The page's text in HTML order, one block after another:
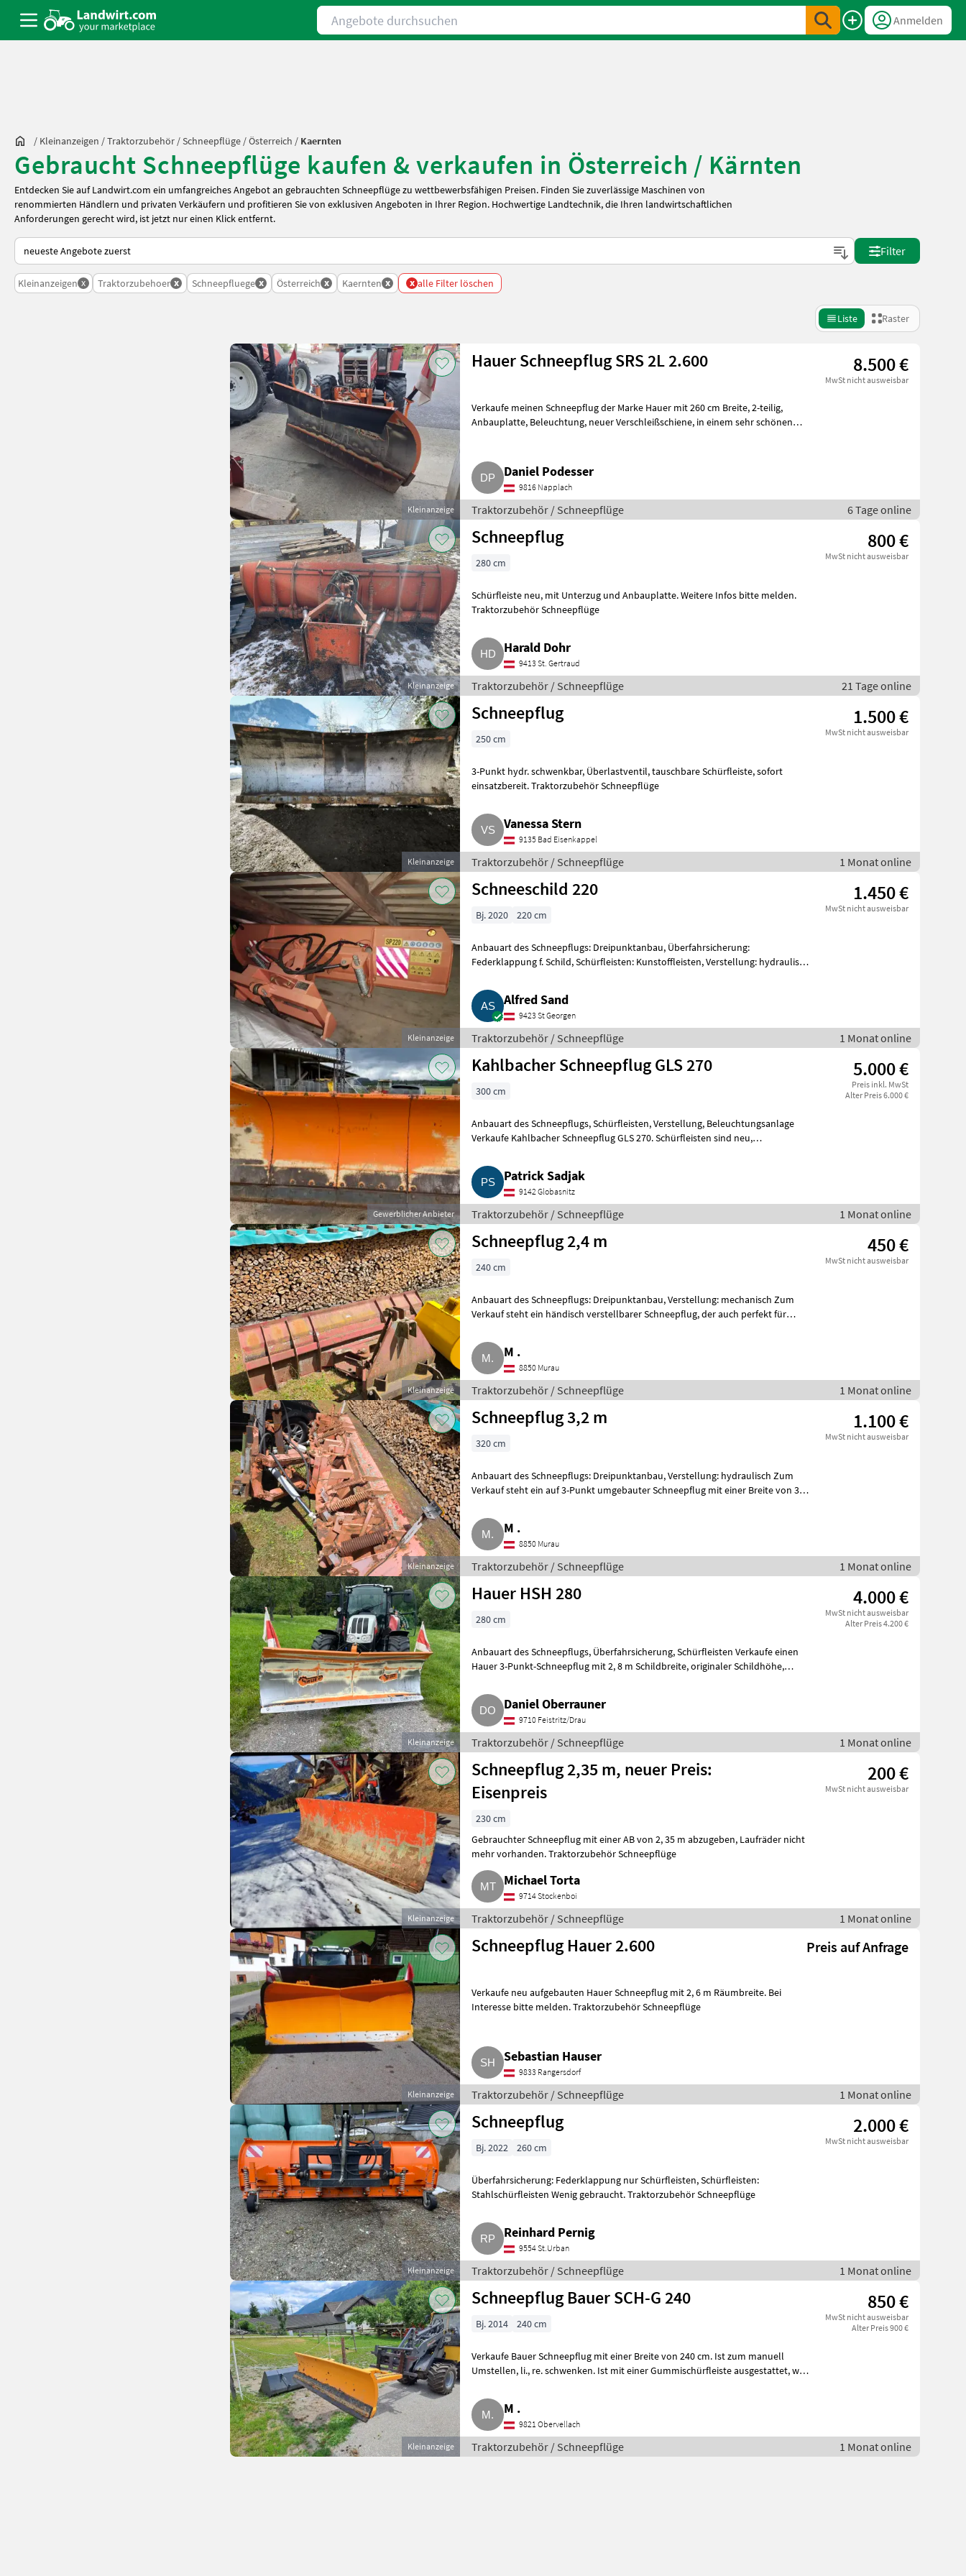
Angebote durchsuchen
Anmelden
/ Kleinanzeigen /Traktorzubehör /Schneepflüge /Österreich / Kaernten
Gebraucht Schneepflüge kaufen & verkaufen in Österreich / Kärnten
Entdecken Sie auf Landwirt.com ein umfangreiches Angebot an gebrauchten Schneepflüge zu wettbewerbsfähigen Preisen. Finden Sie zuverlässige Maschinen von
renommierten Händlern und privaten Verkäufern und profitieren Sie von exklusiven Angeboten in Ihrer Region. Hochwertige Landtechnik, die Ihren landwirtschaftlichen
Anforderungen gerecht wird, ist jetzt nur einen Klick entfernt.
So wird auf Landwirt.com sortiert
Filter
Kleinanzeigen x Traktorzubehoer x Schneepfluege x Österreich x Kaernten x x alle Filter löschen
Liste Raster
Kleinanzeige
Hauer Schneepflug SRS 2L 2.600 8.500 €
MwSt nicht ausweisbar
Verkaufe meinen Schneepflug der Marke Hauer mit 260 cm Breite, 2-teilig,
Anbauplatte, Beleuchtung, neuer Verschleißschiene, in einem sehr schönen
Daniel Podesser
9816 Napplach
Traktorzubehör / Schneepflüge 6 Tage online
Kleinanzeige
Schneepflug 800 €
MwSt nicht ausweisbar
280 cm
Schürfleiste neu, mit Unterzug und Anbauplatte. Weitere Infos bitte melden.
Traktorzubehör Schneepflüge
Harald Dohr
9413 St. Gertraud
Traktorzubehör / Schneepflüge 21 Tage online
Kleinanzeige
Schneepflug 1.500 €
MwSt nicht ausweisbar
250 cm
3-Punkt hydr. schwenkbar, Überlastventil, tauschbare Schürfleiste, sofort
einsatzbereit. Traktorzubehör Schneepflüge
Vanessa Stern
9135 Bad Eisenkappel
Traktorzubehör / Schneepflüge 1 Monat online
Kleinanzeige
Schneeschild 220 1.450 €
MwSt nicht ausweisbar
Bj. 2020 220 cm
Anbauart des Schneepflugs: Dreipunktanbau, Überfahrsicherung:
Federklappung f. Schild, Schürfleisten: Kunstoffleisten, Verstellung: hydraulisch
Alfred Sand
9423 St Georgen
Traktorzubehör / Schneepflüge 1 Monat online
Gewerblicher Anbieter
Kahlbacher Schneepflug GLS 270 5.000 €
Preis inkl. MwSt
Alter Preis 6.000 €
300 cm
Anbauart des Schneepflugs, Schürfleisten, Verstellung, Beleuchtungsanlage
Verkaufe Kahlbacher Schneepflug GLS 270. Schürfleisten sind neu,
Patrick Sadjak
9142 Globasnitz
Traktorzubehör / Schneepflüge 1 Monat online
Kleinanzeige
Schneepflug 2,4 m 450 €
MwSt nicht ausweisbar
240 cm
Anbauart des Schneepflugs: Dreipunktanbau, Verstellung: mechanisch Zum
Verkauf steht ein händisch verstellbarer Schneepflug, der auch perfekt für
M .
8850 Murau
Traktorzubehör / Schneepflüge 1 Monat online
Kleinanzeige
Schneepflug 3,2 m 1.100 €
MwSt nicht ausweisbar
320 cm
Anbauart des Schneepflugs: Dreipunktanbau, Verstellung: hydraulisch Zum
Verkauf steht ein auf 3-Punkt umgebauter Schneepflug mit einer Breite von 320
M .
8850 Murau
Traktorzubehör / Schneepflüge 1 Monat online
Kleinanzeige
Hauer HSH 280 4.000 €
MwSt nicht ausweisbar
Alter Preis 4.200 €
280 cm
Anbauart des Schneepflugs, Überfahrsicherung, Schürfleisten Verkaufe einen
Hauer 3-Punkt-Schneepflug mit 2, 8 m Schildbreite, originaler Schildhöhe,
Daniel Oberrauner
9710 Feistritz/Drau
Traktorzubehör / Schneepflüge 1 Monat online
Kleinanzeige
Schneepflug 2,35 m, neuer Preis:
Eisenpreis
200 €
MwSt nicht ausweisbar
230 cm
Gebrauchter Schneepflug mit einer AB von 2, 35 m abzugeben, Laufräder nicht
mehr vorhanden. Traktorzubehör Schneepflüge
Michael Torta
9714 Stockenboi
Traktorzubehör / Schneepflüge 1 Monat online
Kleinanzeige
Schneepflug Hauer 2.600 Preis auf Anfrage
Verkaufe neu aufgebauten Hauer Schneepflug mit 2, 6 m Räumbreite. Bei
Interesse bitte melden. Traktorzubehör Schneepflüge
Sebastian Hauser
9833 Rangersdorf
Traktorzubehör / Schneepflüge 1 Monat online
Kleinanzeige
Schneepflug 2.000 €
MwSt nicht ausweisbar
Bj. 2022 260 cm
Überfahrsicherung: Federklappung nur Schürfleisten, Schürfleisten:
Stahlschürfleisten Wenig gebraucht. Traktorzubehör Schneepflüge
Reinhard Pernig
9554 St.Urban
Traktorzubehör / Schneepflüge 1 Monat online
Kleinanzeige
Schneepflug Bauer SCH-G 240 850 €
MwSt nicht ausweisbar
Alter Preis 900 €
Bj. 2014 240 cm
Verkaufe Bauer Schneepflug mit einer Breite von 240 cm. Ist zum manuell
Umstellen, li., re. schwenken. Ist mit einer Gummischürfleiste ausgestattet, war
M .
9821 Obervellach
Traktorzubehör / Schneepflüge 1 Monat online